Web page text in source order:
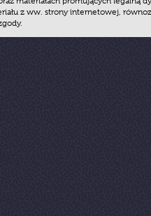
z ww. strony internetowej,